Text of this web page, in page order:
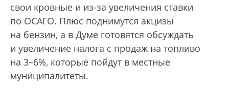
свои кровные и из-за увеличения ставки
по ОСАГО. Плюс поднимутся акцизы
на бензин, а в Думе готовятся обсуждать
и увеличение налога с продаж на топливо
на 3–6%, которые пойдут в местные
муниципалитеты.